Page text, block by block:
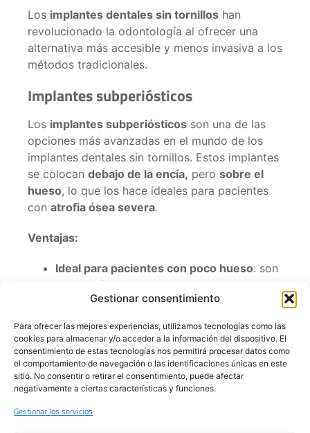
Gestionar consentimiento
Para ofrecer las mejores experiencias, utilizamos tecnologías como las
cookies para almacenar y/o acceder a la información del dispositivo. El
consentimiento de estas tecnologías nos permitirá procesar datos como
el comportamiento de navegación o las identificaciones únicas en este
sitio. No consentir o retirar el consentimiento, puede afectar
negativamente a ciertas características y funciones.
Gestionar los servicios
Los implantes dentales sin tornillos han
revolucionado la odontología al ofrecer una
alternativa más accesible y menos invasiva a los
métodos tradicionales.
Implantes subperiósticos
Los implantes subperiósticos son una de las
opciones más avanzadas en el mundo de los
implantes dentales sin tornillos. Estos implantes
se colocan debajo de la encía, pero sobre el
hueso, lo que los hace ideales para pacientes
con atrofia ósea severa.
Ventajas:
Ideal para pacientes con poco hueso: son
la solución para aquellos que no tienen
suficiente densidad ósea para soportar
Fijación más estable: a pesar de no utilizar
tornillos, la estructura metálica
proporciona un soporte firme para las
prótesis dentales.
perforación profunda en el hueso, el